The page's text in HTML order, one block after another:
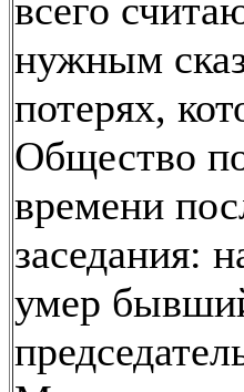
всего
нужным
потерях,
Общество
времени
заседания:
умер